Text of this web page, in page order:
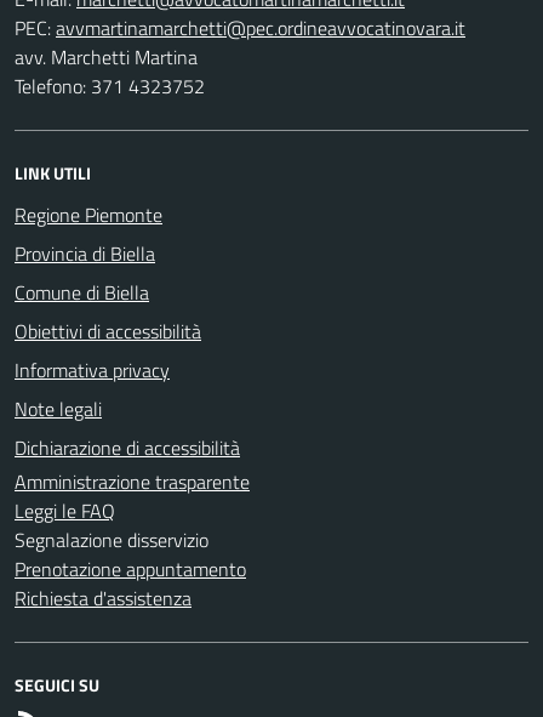
PEC:
avv. Marchetti Martina
Telefono: 371 4323752
LINK UTILI
Regione Piemonte
Provincia di Biella
Comune di Biella
Obiettivi di accessibilità
Informativa privacy
Note legali
Dichiarazione di accessibilità
Amministrazione trasparente
Leggi le FAQ
Segnalazione disservizio
Prenotazione appuntamento
Richiesta d'assistenza
SEGUICI SU